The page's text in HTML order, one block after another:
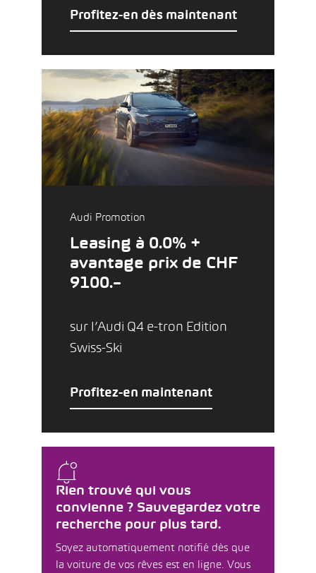
Rien trouvé qui vous
convienne ? Sauvegardez votre
recherche pour plus tard.
Soyez automatiquement notifié dès que
la voiture de vos rêves est en ligne. Vous
Profitez-en dès maintenant
Audi Promotion
Leasing à 0.0% +
avantage prix de CHF
9100.–
sur l’Audi Q4 e-tron Edition
Swiss-Ski
Profitez-en maintenant